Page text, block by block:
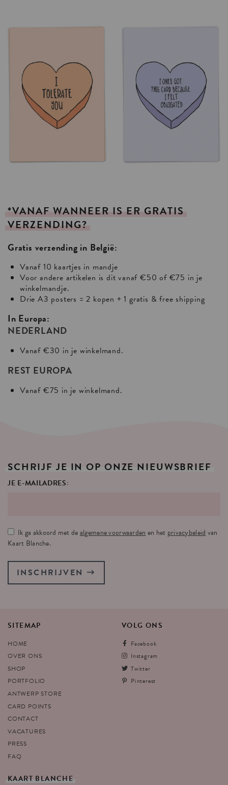
*VANAF WANNEER IS ER GRATIS
VERZENDING?
Gratis verzending in België:
Vanaf 10 kaartjes in mandje
Voor andere artikelen is dit vanaf €50 of €75 in je
winkelmandje.
Drie A3 posters = 2 kopen + 1 gratis & free shipping
In Europa:
NEDERLAND
Vanaf €30 in je winkelmand.
REST EUROPA
Vanaf €75 in je winkelmand.
SCHRIJF JE IN OP ONZE NIEUWSBRIEF
JE E-MAILADRES:
Ik ga akkoord met dealgemene voorwaarden en het privacybeleid van
Kaart Blanche.
INSCHRIJVEN
SITEMAP
HOME
OVER ONS
SHOP
PORTFOLIO
ANTWERP STORE
CARD POINTS
CONTACT
VACATURES
PRESS
FAQ
VOLG ONS
Facebook
Instagram
Twitter
Pinterest
KAART BLANCHE